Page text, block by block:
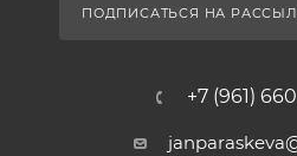
ПОДПИСАТЬСЯ НА
+7 (961)